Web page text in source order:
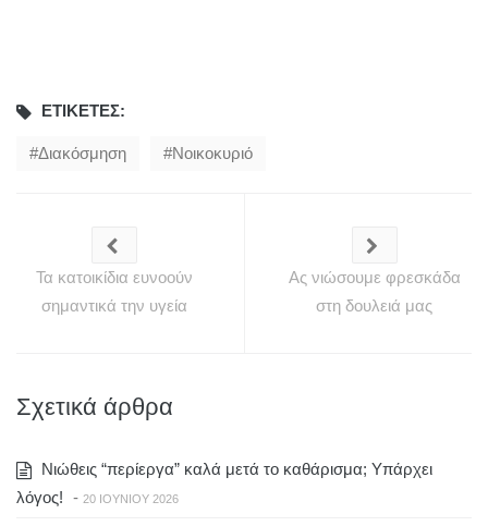
ΕΤΙΚΈΤΕΣ:
Διακόσμηση Νοικοκυριό
Τα κατοικίδια ευνοούν
σημαντικά την υγεία
Ας νιώσουμε φρεσκάδα
στη δουλειά μας
Σχετικά άρθρα
Νιώθεις “περίεργα” καλά μετά το καθάρισμα; Υπάρχει
λόγος! - 20 ΙΟΥΝΊΟΥ 2026